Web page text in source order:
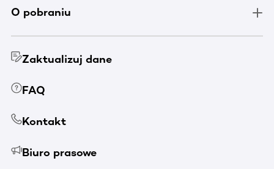
O pobraniu
Zaktualizuj dane
FAQ
Kontakt
Biuro prasowe